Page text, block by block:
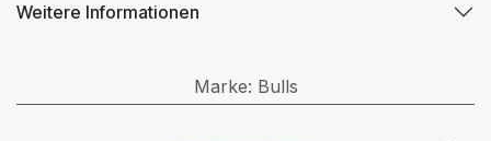
Weitere Informationen
Marke: Bulls